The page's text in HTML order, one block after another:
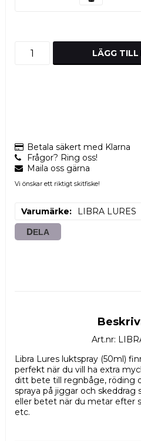
LÄGG TILL
Betala säkert med Klarna
Frågor? Ring oss!
Maila oss gärna
Vi önskar ett riktigt skitfiske!
Varumärke LIBRA LURES
DELA
Art.nr:
Libra Lures luktspray (50ml)
perfekt när du vill ha extra
ditt bete till regnbåge, röding
spraya på jiggar och
eller betet när du metar efter
etc.